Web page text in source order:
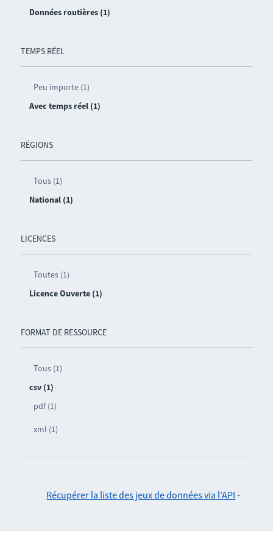
Données routières (1)
TEMPS RÉEL
Peu importe (1)
Avec temps réel (1)
RÉGIONS
Tous (1)
National (1)
LICENCES
Toutes (1)
Licence Ouverte (1)
FORMAT DE RESSOURCE
Tous (1)
csv (1)
pdf (1)
xml (1)
Récupérer la liste des jeux de données via l'API -